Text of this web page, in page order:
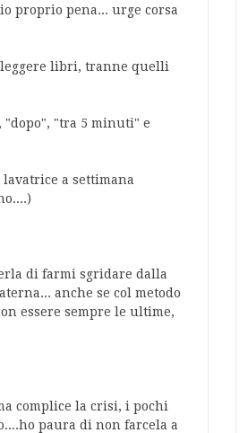
proprio pena... urge corsa
leggere libri, tranne quelli
"dopo", "tra 5 minuti" e
a settimana
di farmi sgridare dalla
anche se col metodo
essere sempre le ultime,
complice la crisi, i pochi
paura di non farcela a